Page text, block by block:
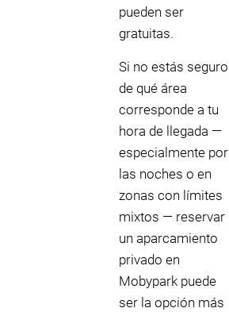
pueden ser
gratuitas.
Si no estás seguro
de qué área
corresponde a tu
hora de llegada —
especialmente por
las noches o en
zonas con límites
mixtos — reservar
un aparcamiento
privado en
Mobypark puede
ser la opción más